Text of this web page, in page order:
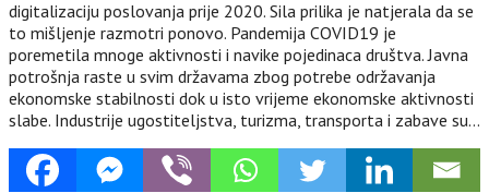
digitalizaciju poslovanja prije 2020. Sila prilika je natjerala da se
to mišljenje razmotri ponovo. Pandemija COVID19 je
poremetila mnoge aktivnosti i navike pojedinaca društva. Javna
potrošnja raste u svim državama zbog potrebe održavanja
ekonomske stabilnosti dok u isto vrijeme ekonomske aktivnosti
slabe. Industrije ugostiteljstva, turizma, transporta i zabave su…